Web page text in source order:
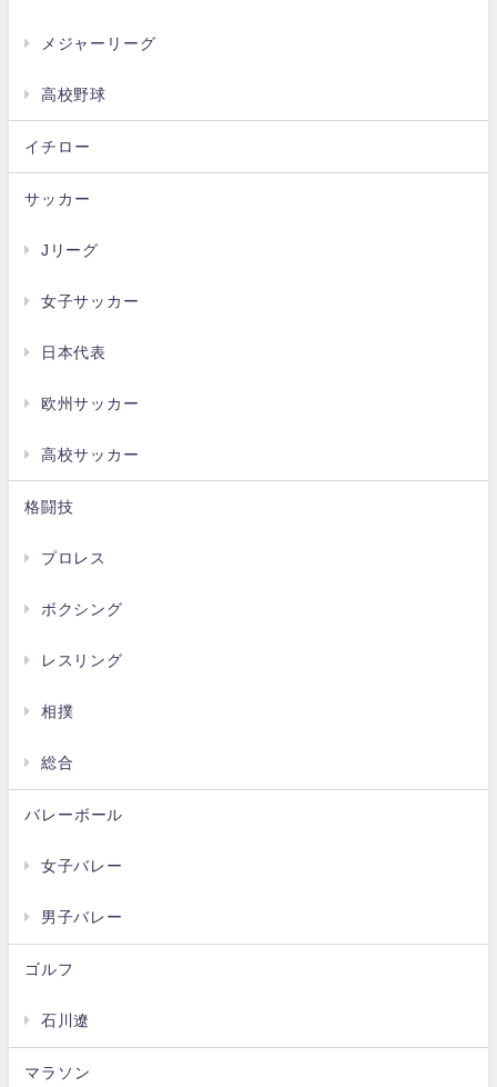
メジャーリーグ
高校野球
イチロー
サッカー
Jリーグ
女子サッカー
日本代表
欧州サッカー
高校サッカー
格闘技
プロレス
ボクシング
レスリング
相撲
総合
バレーボール
女子バレー
男子バレー
ゴルフ
石川遼
マラソン